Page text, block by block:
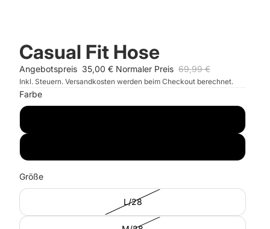
Casual Fit Hose
Angebotspreis 35,00 € Normaler Preis 69,99 €
Inkl. Steuern. Versandkosten werden beim Checkout berechnet.
Farbe
Größe
L/28